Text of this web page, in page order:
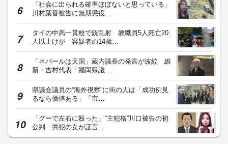
「社会に出られる確率ほぼないと思っている」
川村葉音被告に無期懲役…
タイの中高一貫校で銃乱射 教職員5人死亡20
人以上けが 容疑者の14歳…
「ネパールは天国」蔵内議長の発言が波紋 維
新・吉村代表「福岡県議…
県議会議員の“海外視察”に街の人は「成功例見
るなら価値ある」「市…
「グーで左右に殴った」“主犯格”川口被告の初
公判 共犯の女が証言…